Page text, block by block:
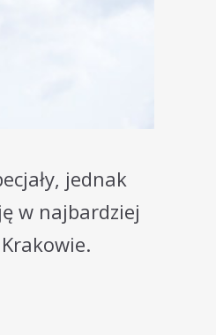
jednak
w najbardziej